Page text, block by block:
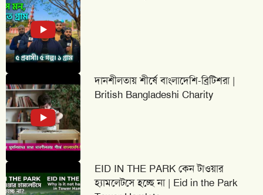
দানশীলতায় শীর্ষে বাংলাদেশি-ব্রিটিশরা |
British Bangladeshi Charity
EID IN THE PARK কেন টাওয়ার
হ্যামলেটসে হচ্ছে না | Eid in the Park